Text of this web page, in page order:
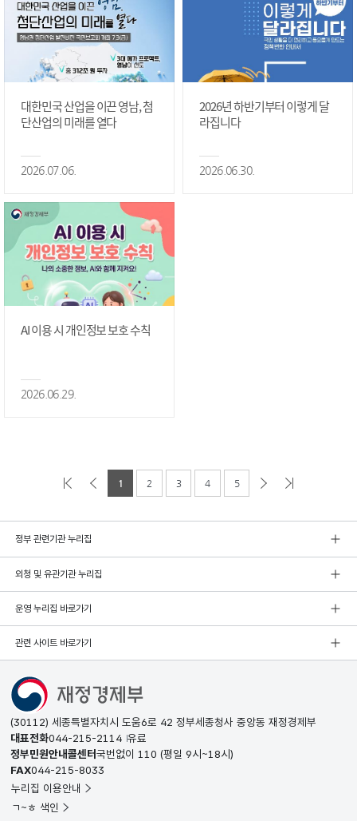
대한민국 산업을 이끈 영남, 첨
단산업의 미래를 열다
2026.07.06.
2026년 하반기부터 이렇게 달
라집니다
2026.06.30.
AI 이용 시 개인정보 보호 수칙
2026.06.29.
1 2 3 4 5
정부 관련기관 누리집
외청 및 유관기관 누리집
운영 누리집 바로가기
관련 사이트 바로가기
(30112) 세종특별자치시 도움6로 42 정부세종청사 중앙동 재정경제부
대표전화044-215-2114 유료
정부민원안내콜센터국번없이 110 (평일 9시~18시)
FAX044-215-8033
누리집 이용안내
ㄱ~ㅎ 색인